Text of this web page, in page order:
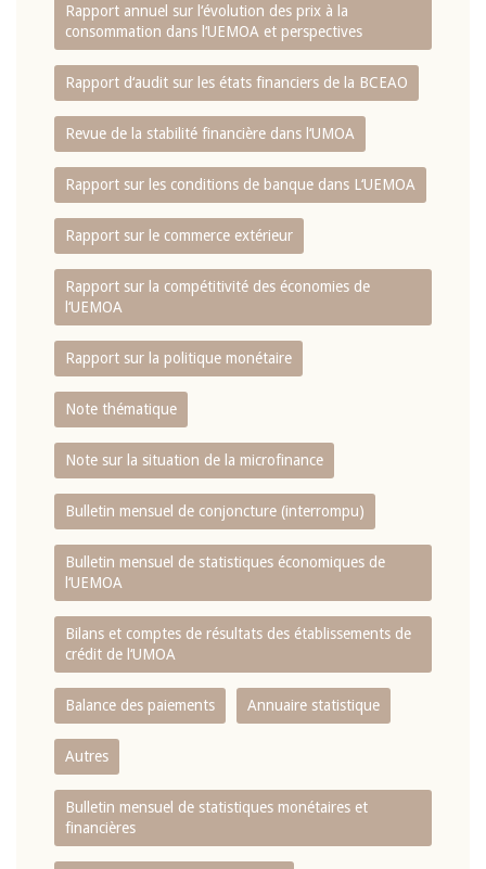
Rapport annuel sur l‘évolution des prix à la
consommation dans l‘UEMOA et perspectives
Rapport d‘audit sur les états financiers de la BCEAO
Revue de la stabilité financière dans l‘UMOA
Rapport sur les conditions de banque dans L‘UEMOA
Rapport sur le commerce extérieur
Rapport sur la compétitivité des économies de
l‘UEMOA
Rapport sur la politique monétaire
Note thématique
Note sur la situation de la microfinance
Bulletin mensuel de conjoncture (interrompu)
Bulletin mensuel de statistiques économiques de
l‘UEMOA
Bilans et comptes de résultats des établissements de
crédit de l‘UMOA
Balance des paiements Annuaire statistique
Autres
Bulletin mensuel de statistiques monétaires et
financières